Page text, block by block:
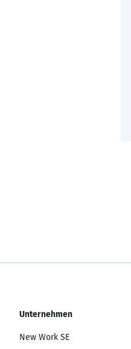
Unternehmen
New Work SE